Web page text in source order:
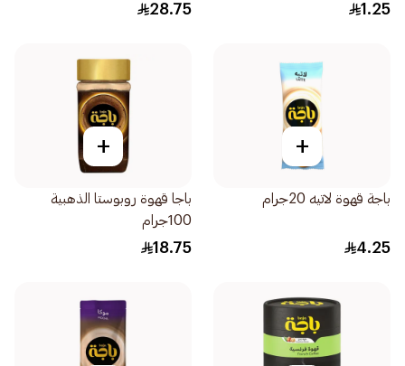
1.25
28.75
+
باجة قهوة لاتيه 20جرام
4.25
+
باجا قهوة روبوستا الذهبية
100جرام
18.75